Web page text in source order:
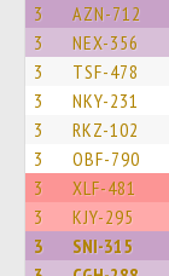
3 AZN-712
3 NEX-356
3 TSF-478
3 NKY-231
3 RKZ-102
3 OBF-790
3 XLF-481
3 KJY-295
3 SNI-315